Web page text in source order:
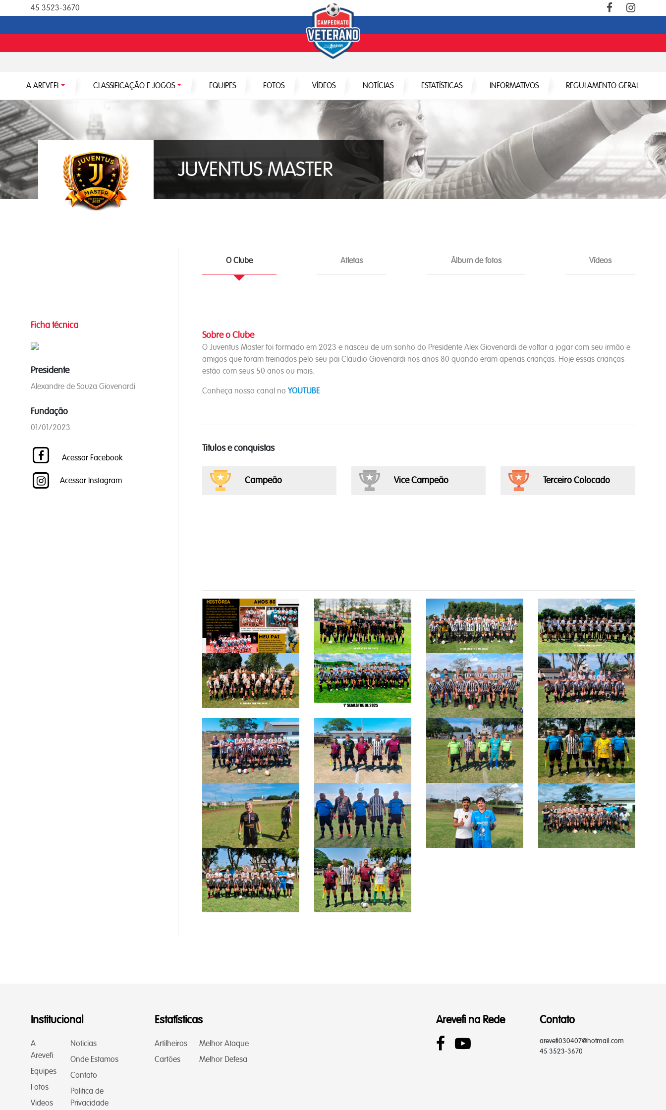
45 3523-3670
A AREVEFI CLASSIFICAÇÃO E JOGOS EQUIPES FOTOS VÍDEOS NOTÍCIAS ESTATÍSTICAS INFORMATIVOS REGULAMENTO GERAL
JUVENTUS MASTER
Ficha técnica
Presidente
Alexandre de Souza Giovenardi
Fundação
01/01/2023
Acessar Facebook
Acessar Instagram
O Clube Atletas Álbum de fotos Vídeos
Sobre o Clube
O Juventus Master foi formado em 2023 e nasceu de um sonho do Presidente Alex Giovenardi de voltar a jogar com seu irmão e
amigos que foram treinados pelo seu pai Claudio Giovenardi nos anos 80 quando eram apenas crianças. Hoje essas crianças
estão com seus 50 anos ou mais.
Conheça nosso canal no YOUTUBE
Titulos e conquistas
Campeão Vice Campeão Terceiro Colocado
Institucional
A
Arevefi
Equipes
Fotos
Videos
Noticias
Onde Estamos
Contato
Politica de
Privacidade
Estatísticas
Artilheiros
Cartões
Melhor Ataque
Melhor Defesa
Arevefi na Rede Contato
arevefi030407@hotmail.com
45 3523-3670